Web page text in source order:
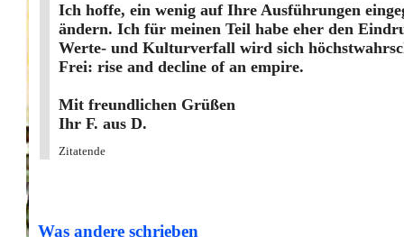
Ich hoffe, ein wenig auf Ihre Ausführungen
ändern. Ich für meinen Teil habe eher den
Werte- und Kulturverfall wird sich
Frei: rise and decline of an empire.
Mit freundlichen Grüßen
Ihr F. aus D.
Zitatende
Was andere schrieben